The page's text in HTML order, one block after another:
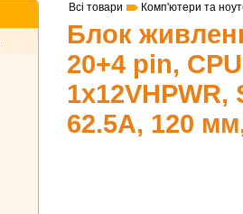
Всі товари Комп'ютери та
Блок
20+4 pin,
1x12VHPWR,
62.5А, 120